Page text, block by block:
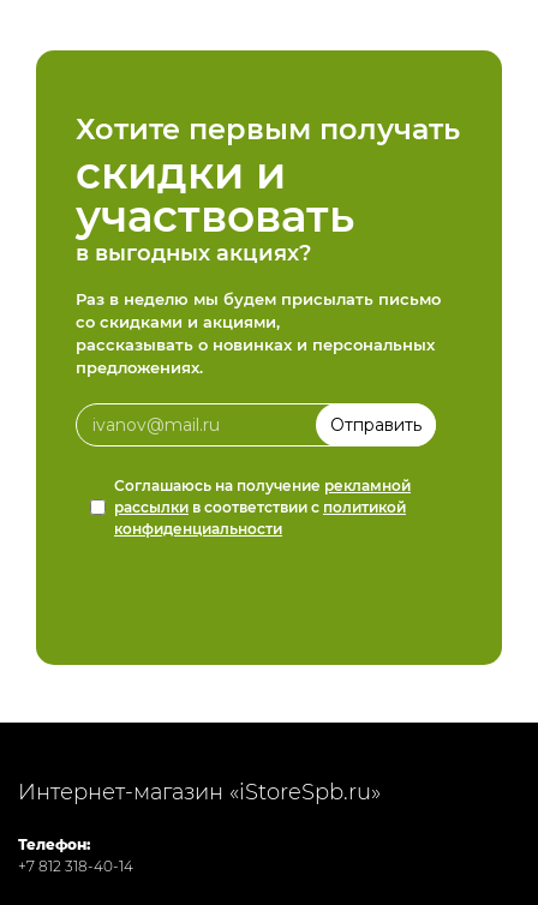
Хотите первым получать
скидки и
участвовать
в выгодных акциях?
Раз в неделю мы будем присылать письмо
со скидками и акциями,
рассказывать о новинках и персональных
предложениях.
Соглашаюсь на получение рекламной
рассылки в соответствии с политикой
конфиденциальности
Интернет-магазин «iStoreSpb.ru»
Телефон:
+7 812 318-40-14